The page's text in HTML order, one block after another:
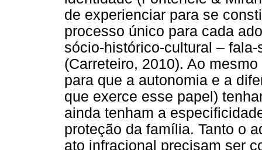
de experienciar para se
processo único para cada
sócio-histórico-cultural –
(Carreteiro, 2010). Ao
para que a autonomia e a
que exerce esse papel)
ainda tenham a
proteção da família. Tanto o
ato infracional precisam ser